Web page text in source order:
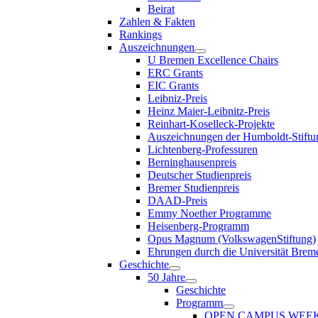
Beirat
Zahlen & Fakten
Rankings
Auszeichnungen
U Bremen Excellence Chairs
ERC Grants
EIC Grants
Leibniz-Preis
Heinz Maier-Leibnitz-Preis
Reinhart-Koselleck-Projekte
Auszeichnungen der Humboldt-
Lichtenberg-Professuren
Berninghausenpreis
Deutscher Studienpreis
Bremer Studienpreis
DAAD-Preis
Emmy Noether Programme
Heisenberg-Programm
Opus Magnum (VolkswagenStiftung)
Ehrungen durch die Universität
Geschichte
50 Jahre
Geschichte
Programm
OPEN CAMPUS